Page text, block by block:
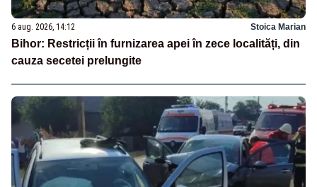
6 aug. 2026, 14:12 Stoica Marian
Bihor: Restricții în furnizarea apei în zece localități, din
cauza secetei prelungite